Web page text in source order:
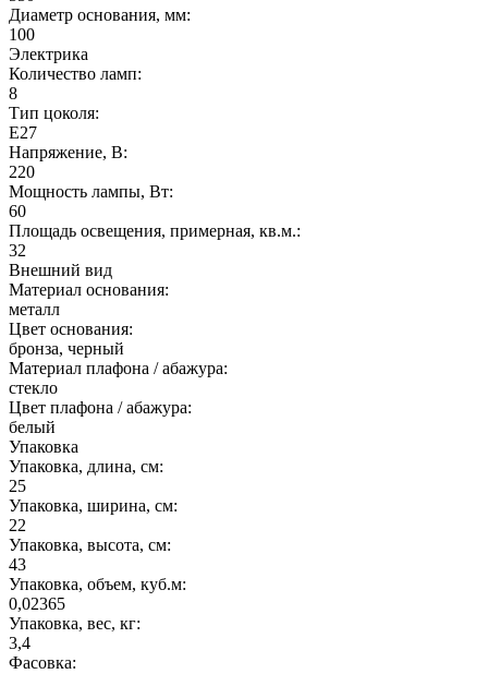
Диаметр основания, мм:
100
Электрика
Количество ламп:
8
Тип цоколя:
E27
Напряжение, В:
220
Мощность лампы, Вт:
60
Площадь освещения, примерная, кв.м.:
32
Внешний вид
Материал основания:
металл
Цвет основания:
бронза, черный
Материал плафона / абажура:
стекло
Цвет плафона / абажура:
белый
Упаковка
Упаковка, длина, см:
25
Упаковка, ширина, см:
22
Упаковка, высота, см:
43
Упаковка, объем, куб.м:
0,02365
Упаковка, вес, кг:
3,4
Фасовка: